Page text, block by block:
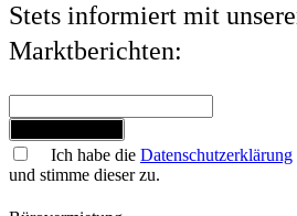
Stets informiert mit
Marktberichten:
Ich habe die Datenschutzerklärung
und stimme dieser zu.